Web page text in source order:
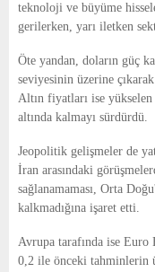
teknoloji ve büyüme
gerilerken, yarı iletken
Öte yandan, doların güç
seviyesinin üzerine
Altın fiyatları ise
altında kalmayı sürdürdü.
Jeopolitik gelişmeler de
İran arasındaki
sağlanamaması, Orta
kalkmadığına işaret etti.
Avrupa tarafında ise
0,2 ile önceki tahminlerin